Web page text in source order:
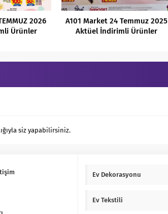
2026
Ürünler
A101 Market 24 Temmuz 2025
Aktüel İndirimli Ürünler
siz yapabilirsiniz.
Ev Dekorasyonu
Ev Tekstili